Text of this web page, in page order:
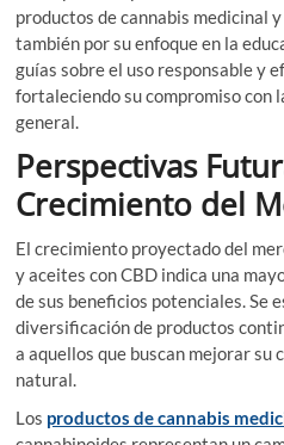
productos de cannabis medicinal
también por su enfoque en la
guías sobre el uso responsable y
fortaleciendo su compromiso con
general.
Perspectivas
Crecimiento del
El crecimiento proyectado del
y aceites con CBD indica una
de sus beneficios potenciales. Se
diversificación de productos
a aquellos que buscan mejorar su
natural.
Los productos de cannabis